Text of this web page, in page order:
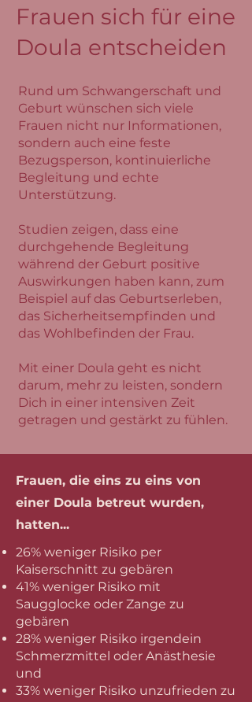
Frauen sich für eine
Doula entscheiden
Rund um Schwangerschaft und
Geburt wünschen sich viele
Frauen nicht nur Informationen,
sondern auch eine feste
Bezugsperson, kontinuierliche
Begleitung und echte
Unterstützung.
Studien zeigen, dass eine
durchgehende Begleitung
während der Geburt positive
Auswirkungen haben kann, zum
Beispiel auf das Geburtserleben,
das Sicherheitsempfinden und
das Wohlbefinden der Frau.
Mit einer Doula geht es nicht
darum, mehr zu leisten, sondern
Dich in einer intensiven Zeit
getragen und gestärkt zu fühlen.
Frauen, die eins zu eins von
einer Doula betreut wurden,
hatten...
26% weniger Risiko per
Kaiserschnitt zu gebären
41% weniger Risiko mit
Saugglocke oder Zange zu
gebären
28% weniger Risiko irgendein
Schmerzmittel oder Anästhesie
und
33% weniger Risiko unzufrieden zu